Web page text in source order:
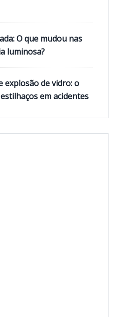
O que mudou nas
luminosa?
explosão de vidro: o
em acidentes